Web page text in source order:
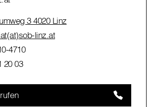
3 4020 Linz
linz.at
4710
20 03